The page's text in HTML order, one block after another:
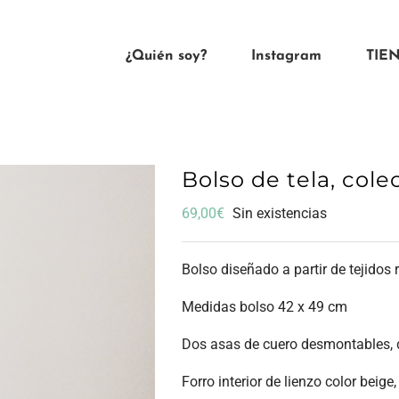
¿Quién soy? Instagram
Bolso de tela,
69,00€ Sin existencias
Bolso diseñado a partir de tejidos
Medidas bolso 42 x 49 cm
Dos asas de cuero
Forro interior de lienzo color